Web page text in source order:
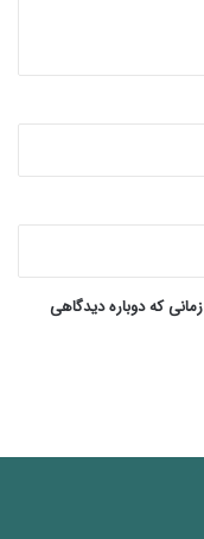
که دوباره دیدگاهی